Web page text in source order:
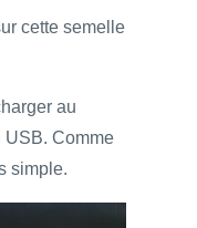
cette semelle
au
USB. Comme
simple.